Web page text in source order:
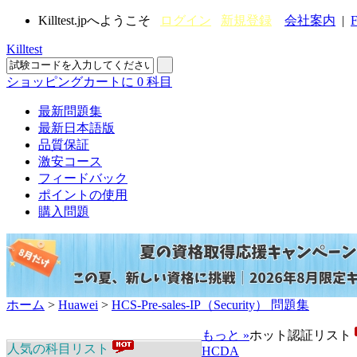
Killtest.jpへようこそ ログイン 新規登録 会社案内 |
Killtest
ショッピングカートに 0 科目
最新問題集
最新日本語版
品質保証
激安コース
フィードバック
ポイントの使用
購入問題
ホーム > Huawei > HCS-Pre-sales-IP（Security） 問題集
人気の科目リスト
もっと »ホット認証リスト
HCDA